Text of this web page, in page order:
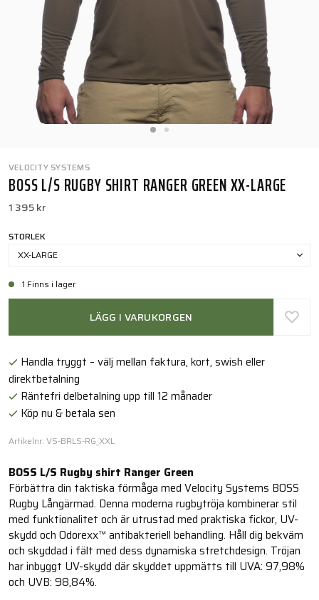
VELOCITY SYSTEMS
BOSS L/S RUGBY SHIRT RANGER GREEN XX-LARGE
1 395 kr
STORLEK
XX-LARGE
1 Finns i lager
LÄGG I VARUKORGEN
Handla tryggt – välj mellan faktura, kort, swish eller
direktbetalning
Räntefri delbetalning upp till 12 månader
Köp nu & betala sen
Artikelnr: VS-BRLS-RG_XXL
BOSS L/S Rugby shirt Ranger Green
Förbättra din taktiska förmåga med Velocity Systems BOSS
Rugby Långärmad. Denna moderna rugbytröja kombinerar stil
med funktionalitet och är utrustad med praktiska fickor, UV-
skydd och Odorexx™ antibakteriell behandling. Håll dig bekväm
och skyddad i fält med dess dynamiska stretchdesign. Tröjan
har inbyggt UV-skydd där skyddet uppmätts till UVA: 97,98%
och UVB: 98,84%.